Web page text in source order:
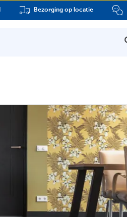
Bezorging op locatie